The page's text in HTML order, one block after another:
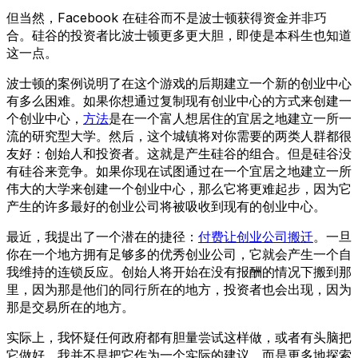
但当然，Facebook 在硅谷而不是波士顿获得资金并非巧
合。硅谷的投资者比波士顿更多更大胆，即使是本科生也知道
这一点。
波士顿的案例说明了在这个游戏的后期建立一个新的创业中心
有多么困难。如果你想通过复制现有创业中心的方式来创建一
个创业中心， 方法是在一个富人想居住的宜居之地建立一所一
流的研究型大学。然后，这个城镇将对你需要的两类人群都很
友好：创始人和投资者。这就是产生硅谷的组合。但是硅谷没
有硅谷来竞争。如果你现在试图通过在一个宜居之地建立一所
伟大的大学来创建一个创业中心，那么它将更难起步，因为它
产生的许多最好的创业公司将被吸收到现有的创业中心。
最近，我提出了一个潜在的捷径： 付费让创业公司搬迁。一旦
你在一个地方拥有足够多的优秀创业公司，它就会产生一个自
我维持的连锁反应。创始人将开始在没有报酬的情况下搬到那
里，因为那是他们的同行所在的地方，投资者也会出现，因为
那是交易所在的地方。
实际上，我怀疑任何政府都有胆量尝试这样做，或者有头脑把
它做好。我并不是把它作为一个实际的建议，而是更多地探索